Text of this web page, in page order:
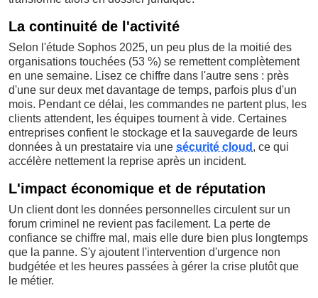
La continuité de l'activité
Selon l'étude Sophos 2025, un peu plus de la moitié des
organisations touchées (53 %) se remettent complètement
en une semaine. Lisez ce chiffre dans l'autre sens : près
d'une sur deux met davantage de temps, parfois plus d'un
mois. Pendant ce délai, les commandes ne partent plus, les
clients attendent, les équipes tournent à vide. Certaines
entreprises confient le stockage et la sauvegarde de leurs
données à un prestataire via une sécurité cloud , ce qui
accélère nettement la reprise après un incident.
L'impact économique et de réputation
Un client dont les données personnelles circulent sur un
forum criminel ne revient pas facilement. La perte de
confiance se chiffre mal, mais elle dure bien plus longtemps
que la panne. S'y ajoutent l'intervention d'urgence non
budgétée et les heures passées à gérer la crise plutôt que
le métier.